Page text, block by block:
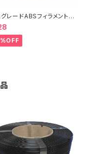
レードABSフィラメント
』：お試しサンプル 5M